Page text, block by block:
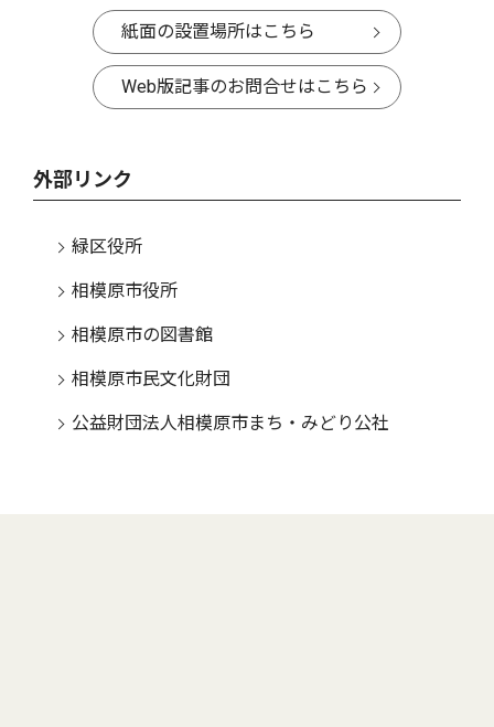
紙面の設置場所はこちら
Web版記事のお問合せはこちら
外部リンク
緑区役所
相模原市役所
相模原市の図書館
相模原市民文化財団
公益財団法人相模原市まち・みどり公社